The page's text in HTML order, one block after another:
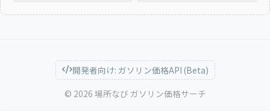
開発者向け: ガソリン価格API (Beta)
© 2026 場所なび ガソリン価格サーチ